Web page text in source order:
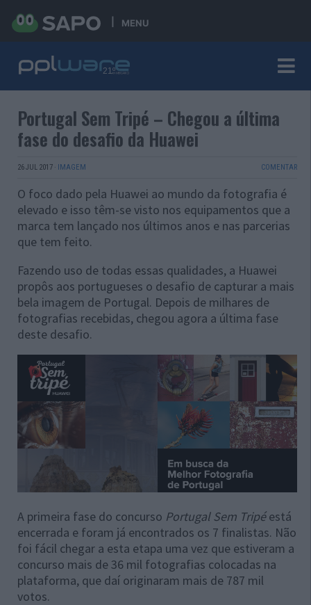
MENU
Portugal Sem Tripé – Chegou a última
fase do desafio da Huawei
26 JUL 2017 · IMAGEM COMENTAR
O foco dado pela Huawei ao mundo da fotografia é
elevado e isso têm-se visto nos equipamentos que a
marca tem lançado nos últimos anos e nas parcerias
que tem feito.
Fazendo uso de todas essas qualidades, a Huawei
propôs aos portugueses o desafio de capturar a mais
bela imagem de Portugal. Depois de milhares de
fotografias recebidas, chegou agora a última fase
deste desafio.
A primeira fase do concurso Portugal Sem Tripéestá
encerrada e foram já encontrados os 7 finalistas. Não
foi fácil chegar a esta etapa uma vez que estiveram a
concurso mais de 36 mil fotografias colocadas na
plataforma, que daí originaram mais de 787 mil
votos.